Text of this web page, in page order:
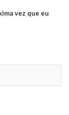
vez que eu